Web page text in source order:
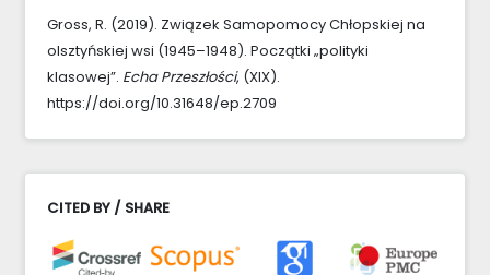
Gross, R. (2019). Związek Samopomocy Chłopskiej na
olsztyńskiej wsi (1945–1948). Początki „polityki
klasowej”. Echa Przeszłości, (XIX).
https://doi.org/10.31648/ep.2709
CITED BY / SHARE